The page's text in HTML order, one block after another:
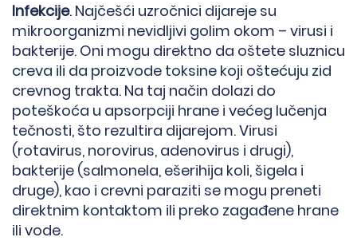
Infekcije. Najčešći uzročnici dijareje su
mikroorganizmi nevidljivi golim okom – virusi i
bakterije. Oni mogu direktno da oštete sluznicu
creva ili da proizvode toksine koji oštećuju zid
crevnog trakta. Na taj način dolazi do
poteškoća u apsorpciji hrane i većeg lučenja
tečnosti, što rezultira dijarejom. Virusi
(rotavirus, norovirus, adenovirus i drugi),
bakterije (salmonela, ešerihija koli, šigela i
druge), kao i crevni paraziti se mogu preneti
direktnim kontaktom ili preko zagađene hrane
ili vode.